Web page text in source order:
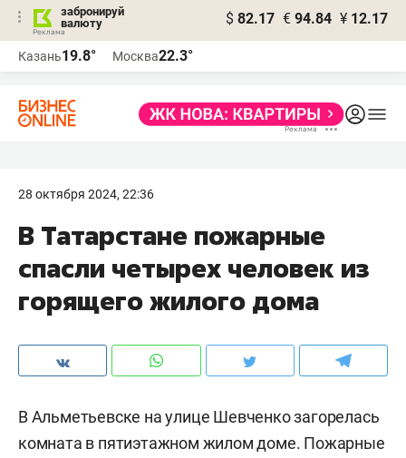
забронируй
валюту
$ 82.17 € 94.84 ¥ 12.17
Казань19.8° Москва22.3°
28 октября 2024, 22:36
В Татарстане пожарные
спасли четырех человек из
горящего жилого дома
В Альметьевске на улице Шевченко загорелась
комната в пятиэтажном жилом доме. Пожарные